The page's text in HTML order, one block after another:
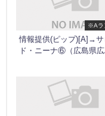
※Aラ
情報提供(ピップ)[A]→サ
ド・ニーナ⑥（広島県広